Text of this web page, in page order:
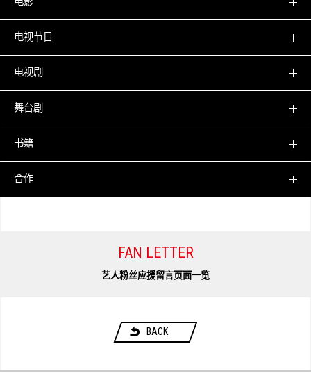
电视节目
电视剧
舞台剧
书籍
合作
FAN LETTER
艺人粉丝应援留言页面一览
BACK